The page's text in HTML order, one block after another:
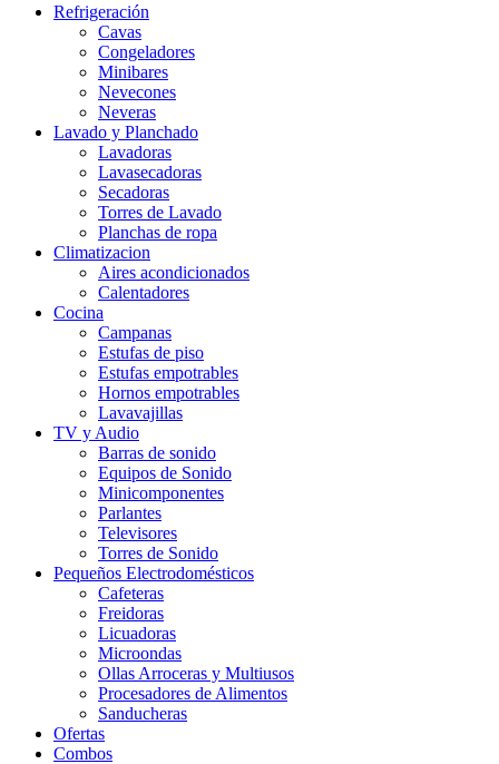
Refrigeración
Cavas
Congeladores
Minibares
Nevecones
Neveras
Lavado y Planchado
Lavadoras
Lavasecadoras
Secadoras
Torres de Lavado
Planchas de ropa
Climatizacion
Aires acondicionados
Calentadores
Cocina
Campanas
Estufas de piso
Estufas empotrables
Hornos empotrables
Lavavajillas
TV y Audio
Barras de sonido
Equipos de Sonido
Minicomponentes
Parlantes
Televisores
Torres de Sonido
Pequeños Electrodomésticos
Cafeteras
Freidoras
Licuadoras
Microondas
Ollas Arroceras y Multiusos
Procesadores de Alimentos
Sanducheras
Ofertas
Combos